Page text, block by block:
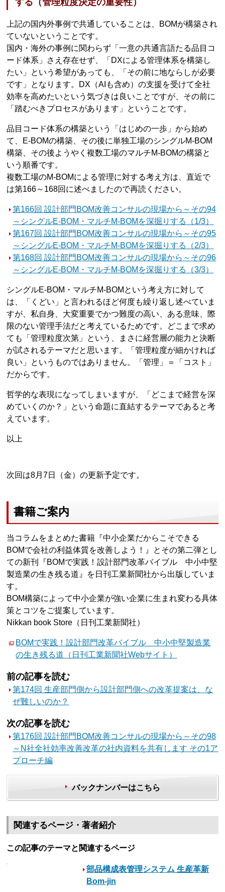
する（管理粒度決定の重要性）
上記の国内外事例で共通していることは、BOMが構築され
ていないということです。
国内・海外の事例に関わらず「一意の共通言語たる品目コ
ード体系」さえ存在せず、「DXによる管理体系を構築し
たい」という希望があっても、「その前に地ならしが必要
です」となります。DX（AIも含め）の支援を受けて全社
効率を高めたいという気づきは良いことですが、その前に
「踏むべきプロセスがあります」ということです。
品目コード体系の構築という「はじめの一歩」から始め
て、E-BOMの構築、その後に単独工場のシングルM-BOM
構築、その後ようやく複数工場のマルチM-BOMの構築と
いう順番です。
複数工場のM-BOMによる管理に対する考え方は、直近で
は第166～168回に述べましたので再読ください。
第166回 設計部門BOM改善コンサルの現場から～その94
～シングルE-BOM・マルチM-BOMを深掘りする（1/3）
第167回 設計部門BOM改善コンサルの現場から～その95
～シングルE-BOM・マルチM-BOMを深掘りする（2/3）
第168回 設計部門BOM改善コンサルの現場から～その96
～シングルE-BOM・マルチM-BOMを深掘りする（3/3）
シングルE-BOM・マルチM-BOMという考え方に対して
は、「くどい」と言われるほど何度も繰り返し述べていま
すが、私自身、大変重要でかつ難度の高い、ある意味、際
限のない管理手法だと考えているためです。どこまで求め
ても「管理粒度次第」という、まさに経営層の能力と決断
が試されるテーマだと思います。「管理粒度が細かければ
良い」というものではありません。「管理」＝「コスト」
だからです。
哲学的な表現になってしまいますが、「どこまで経営を深
めていくのか？」という命題に直結するテーマであると考
えています。
以上
次回は8月7日（金）の更新予定です。
書籍ご案内
当コラムをまとめた書籍『中小企業だからこそできる
BOMで会社の利益体質を改善しよう！』とその第二弾とし
ての新刊『BOMで実践！設計部門改革バイブル 中小中堅
製造業の生き残る道』を日刊工業新聞社から出版していま
す。
BOM構築によって中小企業が強い企業に生まれ変わる具体
策とコツをご提案しています。
Nikkan book Store（日刊工業新聞社）
BOMで実践！設計部門改革バイブル 中小中堅製造業
の生き残る道（日刊工業新聞社Webサイト）
前の記事を読む
第174回 生産部門側から設計部門側への改革提案は、な
ぜ難しいのか？
次の記事を読む
第176回 設計部門BOM改善コンサルの現場から～その98
～N社全社効率改善改革の社内資料を共有します その1ア
プローチ編
バックナンバーはこちら
関連するページ・著者紹介
この記事のテーマと関連するページ
部品構成表管理システム 生産革新
Bom-jin